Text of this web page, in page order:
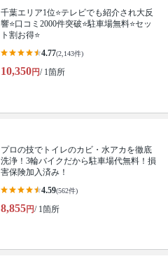
千葉エリア1位⭐テレビでも紹介され大反
響⭐️口コミ2000件突破⭐️駐車場無料⭐セッ
ト割お得⭐
4.77(2,143件)
10,350円/ 1箇所
プロの技でトイレのカビ・水アカを徹底
洗浄！3輪バイクだから駐車場代無料！損
害保険加入済み！
4.59(562件)
8,855円/ 1箇所